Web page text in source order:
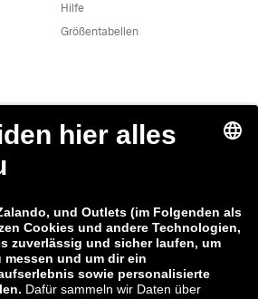
Hilfe
Größentabellen
Zahlungsmethoden